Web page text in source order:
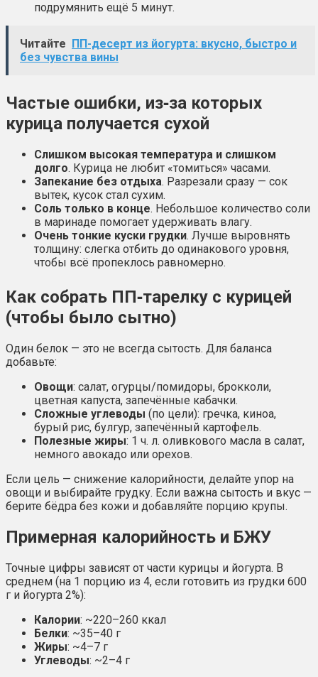
подрумянить ещё 5 минут.
Читайте
ПП-десерт из йогурта: вкусно, быстро и
без чувства вины
Частые ошибки, из‑за которых
курица получается сухой
Слишком высокая температура и слишком
долго. Курица не любит «томиться» часами.
Запекание без отдыха. Разрезали сразу — сок
вытек, кусок стал сухим.
Соль только в конце. Небольшое количество соли
в маринаде помогает удерживать влагу.
Очень тонкие куски грудки. Лучше выровнять
толщину: слегка отбить до одинакового уровня,
чтобы всё пропеклось равномерно.
Как собрать ПП‑тарелку с курицей
(чтобы было сытно)
Один белок — это не всегда сытость. Для баланса
добавьте:
Овощи: салат, огурцы/помидоры, брокколи,
цветная капуста, запечённые кабачки.
Сложные углеводы (по цели): гречка, киноа,
бурый рис, булгур, запечённый картофель.
Полезные жиры: 1 ч. л. оливкового масла в салат,
немного авокадо или орехов.
Если цель — снижение калорийности, делайте упор на
овощи и выбирайте грудку. Если важна сытость и вкус —
берите бёдра без кожи и добавляйте порцию крупы.
Примерная калорийность и БЖУ
Точные цифры зависят от части курицы и йогурта. В
среднем (на 1 порцию из 4, если готовить из грудки 600
г и йогурта 2%):
Калории: ~220–260 ккал
Белки: ~35–40 г
Жиры: ~4–7 г
Углеводы: ~2–4 г